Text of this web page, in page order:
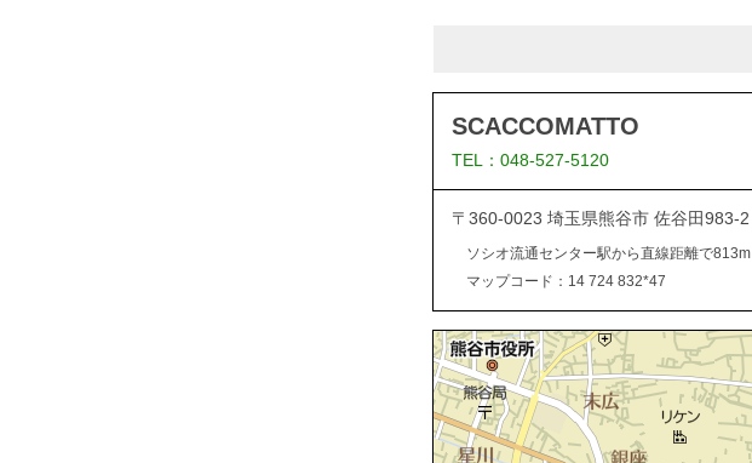
SCACCOMATTO
TEL：048-527-5120
〒360-0023 埼玉県熊谷市 佐谷田983-2
ソシオ流通センター駅から直線距離で813m
マップコード：14 724 832*47